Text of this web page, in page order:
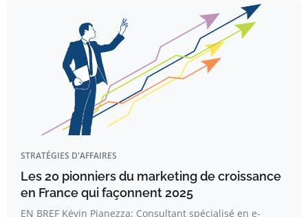
STRATÉGIES D'AFFAIRES
Les 20 pionniers du marketing de croissance
en France qui façonnent 2025
EN BREF Kévin Pianezza: Consultant spécialisé en e-